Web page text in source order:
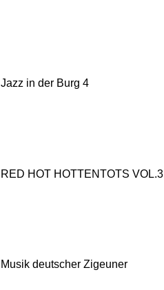
Jazz in der Burg 4
RED HOT HOTTENTOTS VOL.3
Musik deutscher Zigeuner